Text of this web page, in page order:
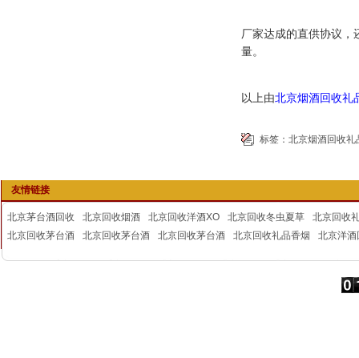
厂家达成的直供协议，
量。
以上由北京烟酒回收礼
标签： 北京烟酒回收礼
友情链接
北京茅台酒回收 北京回收烟酒 北京回收洋酒XO 北京回收冬虫夏草
北京回收
北京回收茅台酒
北京回收茅台酒 北京回收茅台酒 北京回收礼品香烟 北京洋酒